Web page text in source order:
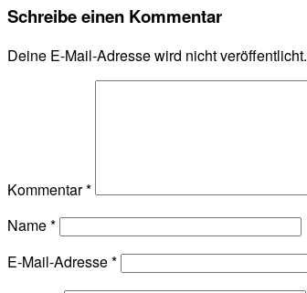
Schreibe einen Kommentar
Deine E-Mail-Adresse wird nicht veröffentlicht.
Kommentar*
Name*
E-Mail-Adresse*